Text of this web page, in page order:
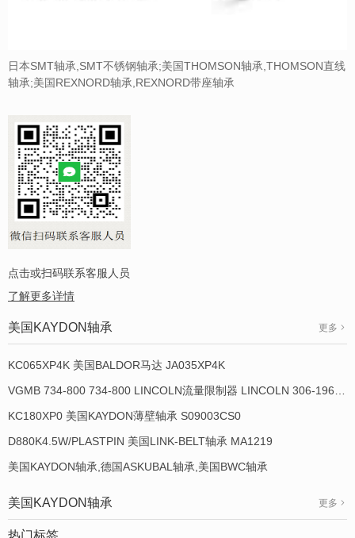
日本SMT轴承,SMT不锈钢轴承;美国THOMSON轴承,THOMSON直线
轴承;美国REXNORD轴承,REXNORD带座轴承
点击或扫码联系客服人员
了解更多详情
美国KAYDON轴承 更多
KC065XP4K 美国BALDOR马达 JA035XP4K
KC180XP0 美国KAYDON薄壁轴承 S09003CS0
D880K4.5W/PLASTPIN 美国LINK-BELT轴承 MA1219
美国KAYDON轴承,德国ASKUBAL轴承,美国BWC轴承
美国KAYDON轴承 更多
热门标签